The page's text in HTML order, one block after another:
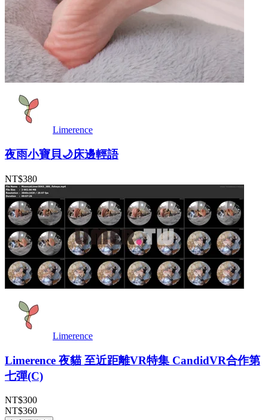
Limerence
夜雨小寶貝🌙床邊輕語
NT$380
Limerence
Limerence 夜貓 至近距離VR特集 CandidVR合作第
七彈(C)
NT$300
NT$360